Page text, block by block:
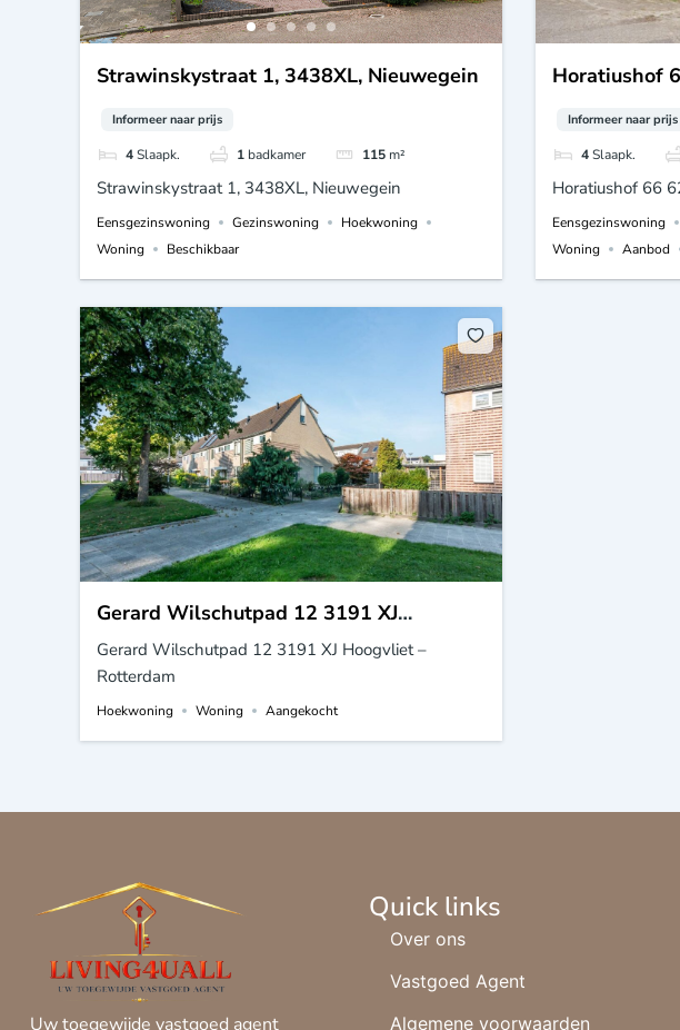
Strawinskystraat 1, 3438XL, Nieuwegein
Informeer naar prijs
4Slaapk. 1 badkamer 115 m²
Strawinskystraat 1, 3438XL, Nieuwegein
Eensgezinswoning Gezinswoning
Hoekwoning
Woning
Beschikbaar
Horatiushof
Informeer naar prijs
4Slaapk.
Horatiushof 66
Eensgezinswoning
Woning
Aanbod
Gerard Wilschutpad 12 3191 XJ
Hoogvliet – Rotterdam
Gerard Wilschutpad 12 3191 XJ Hoogvliet –
Rotterdam
Hoekwoning Woning Aangekocht
Uw toegewijde vastgoed agent
Quick links
Over ons
Vastgoed Agent
Algemene voorwaarden